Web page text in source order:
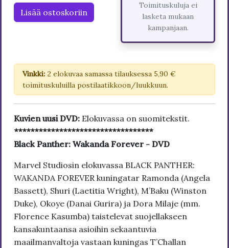
Lisää ostoskoriin
Toimituskuluja ei
lasketa mukaan
kampanjaan.
Vinkki: 2 elokuvaa samassa tilauksessa 5,90 €
toimituskuluilla postilaatikkoon/luukkuun.
Kuvien uusi DVD: Elokuvassa on suomitekstit.
**********************************
Black Panther: Wakanda Forever - DVD
Marvel Studiosin elokuvassa BLACK PANTHER:
WAKANDA FOREVER kuningatar Ramonda (Angela
Bassett), Shuri (Laetitia Wright), M’Baku (Winston
Duke), Okoye (Danai Gurira) ja Dora Milaje (mm.
Florence Kasumba) taistelevat suojellakseen
kansakuntaansa asioihin sekaantuvia
maailmanvaltoja vastaan kuningas T’Challan